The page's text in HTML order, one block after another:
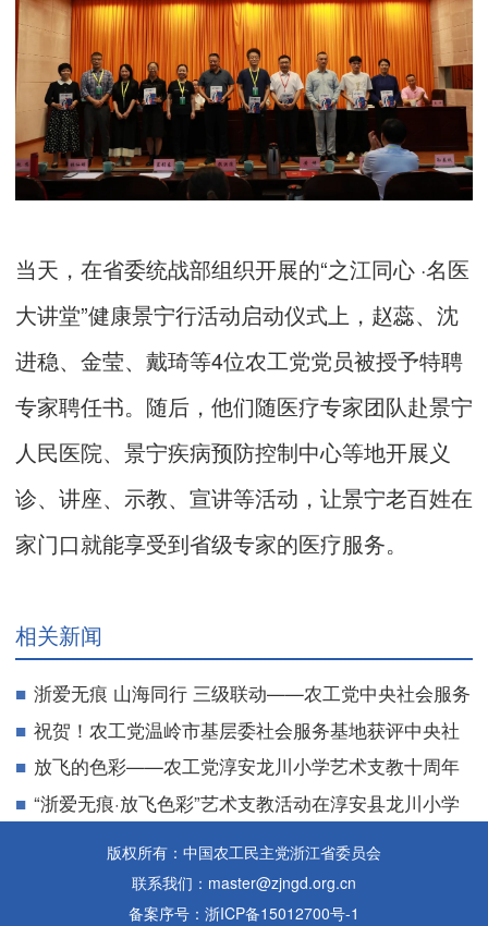
当天，在省委统战部组织开展的“之江同心 ·名医
大讲堂”健康景宁行活动启动仪式上，赵蕊、沈
进稳、金莹、戴琦等4位农工党党员被授予特聘
专家聘任书。随后，他们随医疗专家团队赴景宁
人民医院、景宁疾病预防控制中心等地开展义
诊、讲座、示教、宣讲等活动，让景宁老百姓在
家门口就能享受到省级专家的医疗服务。
相关新闻
浙爱无痕 山海同行 三级联动——农工党中央社会服务
基地挂牌仪式暨迎国庆大型义诊活动在温岭举行
祝贺！农工党温岭市基层委社会服务基地获评中央社
会服务基地
放飞的色彩——农工党淳安龙川小学艺术支教十周年
成果展成功举办
“浙爱无痕·放飞色彩”艺术支教活动在淳安县龙川小学
版权所有：中国农工民主党浙江省委员会
联系我们：master@zjngd.org.cn
备案序号：浙ICP备15012700号-1